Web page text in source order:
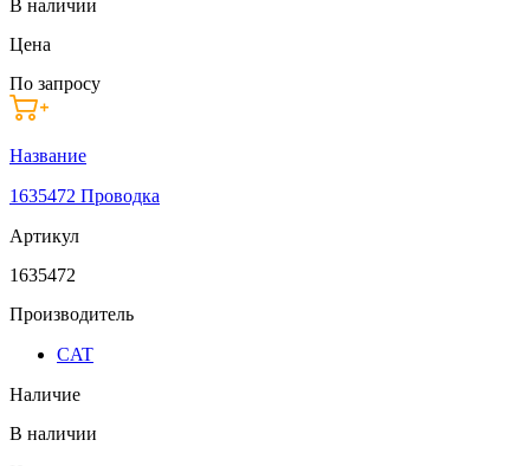
В наличии
Цена
По запросу
Название
1635472 Проводка
Артикул
1635472
Производитель
CAT
Наличие
В наличии